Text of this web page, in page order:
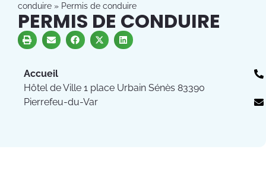
conduire » Permis de conduire
PERMIS DE CONDUIRE
Accueil
Hôtel de Ville 1 place Urbain Sénès 83390
Pierrefeu-du-Var